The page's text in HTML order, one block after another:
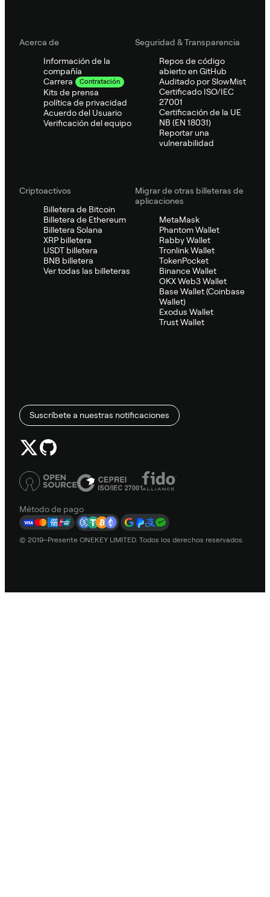
Acerca de
Información de la
compañía
Carrera
Contratación
Kits de prensa
política de privacidad
Acuerdo del Usuario
Verificación del equipo
Seguridad & Transparencia
Repos de código
abierto en GitHub
Auditado por SlowMist
Certificado ISO/IEC
27001
Certificación de la UE
NB (EN 18031)
Reportar una
vulnerabilidad
Criptoactivos
Billetera de Bitcoin
Billetera de Ethereum
Billetera Solana
XRP billetera
USDT billetera
BNB billetera
Ver todas las billeteras
Migrar de otras billeteras de
aplicaciones
MetaMask
Phantom Wallet
Rabby Wallet
Tronlink Wallet
TokenPocket
Binance Wallet
OKX Web3 Wallet
Base Wallet (Coinbase
Wallet)
Exodus Wallet
Trust Wallet
Suscríbete a nuestras notificaciones
Método de pago
© 2019–Presente ONEKEY LIMITED. Todos los derechos reservados.